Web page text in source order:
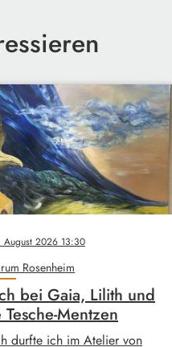
August 2026 13:30
Rosenheim
bei Gaia, Lilith und
Mentzen
durfte ich im Atelier von